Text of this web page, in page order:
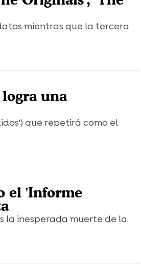
mientras que la tercera
logra una
que repetirá como el
el 'Informe
la inesperada muerte de la